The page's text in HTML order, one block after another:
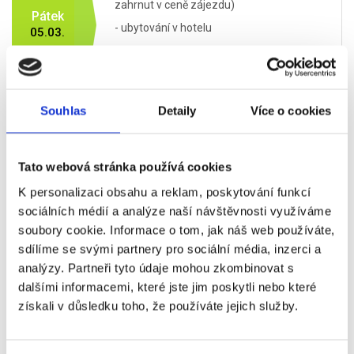
Souhlas Detaily Více o cookies
Tato webová stránka používá cookies
K personalizaci obsahu a reklam, poskytování funkcí
sociálních médií a analýze naší návštěvnosti využíváme
soubory cookie. Informace o tom, jak náš web používáte,
sdílíme se svými partnery pro sociální média, inzerci a
analýzy. Partneři tyto údaje mohou zkombinovat s
dalšími informacemi, které jste jim poskytli nebo které
získali v důsledku toho, že používáte jejich služby.
Pátek
05.03.
zahrnut v ceně zájezdu)
- ubytování v hotelu
program (doporučujeme prohlídku Říma a
památek: Koloseum, Forum Romanum,
Vatikán, Fontána Di Trevi, Španělské
schody, Palazzo Venezia...)
Sobota
06.03.
- snídaně
- volný program (navrhujeme např.
návštěvu zbylých památek a poté oběd v
centru města)
- přesun na Stadio Olimpico
- 15:10 zápas
Itálie - Francie